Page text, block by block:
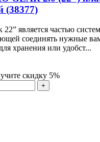
(38377)
является частью
соединять нужные
хранения или удобст...
скидку 5%
+